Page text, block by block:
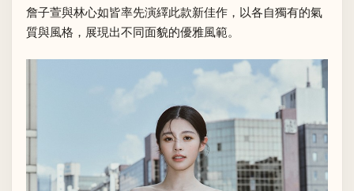
詹子萱與林心如皆率先演繹此款新佳作，以各自獨有的氣
質與風格，展現出不同面貌的優雅風範。